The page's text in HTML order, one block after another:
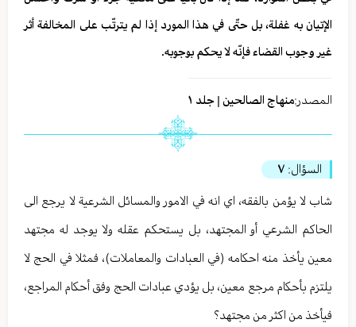
الإتيان به غفلة، بل حتّى في هذا المورد إذا لم ‏‏يترتّب على المخالفة أثر
غير وجوب القضاء فإنّه لا يحكم بوجوبه.
المصدر:منهاج الصالحين | جلد ١
السؤال: ٧
شاب لا يؤمن بالفقه، اي انه في الامور والمسائل الشرعية لا يرجع الى
الحاكم الشرعي أو المجتهد، بل يستحكم عقله ولا يوجد له مجتهد
معين يأخذ منه احكامه (في العبادات والمعاملات)، فمثلا في الحج لا
يلتزم بأحكام مرجع معين، بل يؤدي عبادات الحج وفق أحكام المراجع،
فيأخذ من اكثر من مجتهد؟